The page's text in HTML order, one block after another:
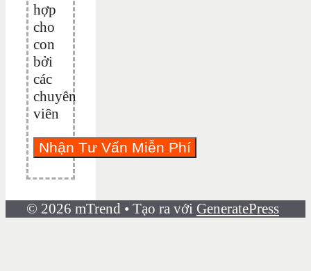
hợp
cho
con
bởi
các
chuyên
viên
© 2026 mTrend • Tạo ra với GeneratePress